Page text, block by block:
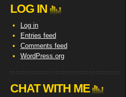
LOG IN
Log in
Entries feed
Comments feed
WordPress.org
CHAT WITH ME